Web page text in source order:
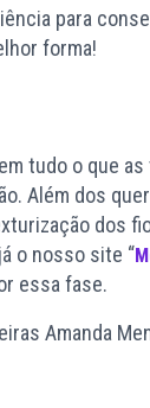
para
forma!
tudo o que
Além dos
dos
o nosso site “
essa fase.
Amanda